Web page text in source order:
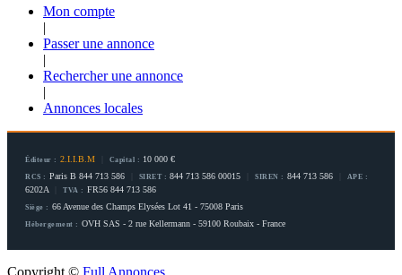
Mon compte
|
Passer une annonce
|
Rechercher une annonce
|
Annonces locales
Éditeur : 2.I.I.B.M Capital : 10 000 €
RCS : Paris B 844 713 586 SIRET : 844 713 586 00015 SIREN : 844 713 586 APE :
6202A TVA : FR56 844 713 586
Siège : 66 Avenue des Champs Elysées Lot 41 - 75008 Paris
Hébergement : OVH SAS - 2 rue Kellermann - 59100 Roubaix - France
Copyright © Full Annonces